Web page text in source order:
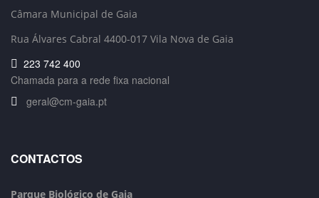
Câmara Municipal de Gaia
Rua Álvares Cabral 4400-017 Vila Nova de Gaia
223 742 400
Chamada para a rede fixa nacional
geral@cm-gaia.pt
CONTACTOS
Parque Biológico de Gaia